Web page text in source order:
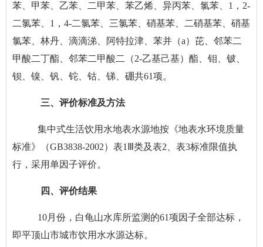
苯、甲苯、乙苯、二甲苯、苯乙烯、异丙苯、氯苯、1，2-
二氯苯、1，4-二氯苯、三氯苯、硝基苯、二硝基苯、硝基
氯苯、林丹、滴滴涕、阿特拉津、苯并（a）芘、邻苯二
甲酸二丁酯、邻苯二甲酸二（2-乙基己基）酯、钼、铍、
钡、镍、钒、铊、钴、锑、硼共61项。
三、评价标准及方法
集中式生活饮用水地表水源地按《地表水环境质量
标准》（GB3838-2002）表1Ⅲ类及表2、表3标准限值执
行，采用单因子评价。
四、评价结果
10月份，白龟山水库所监测的61项因子全部达标，
即平顶山市城市饮用水水源达标。